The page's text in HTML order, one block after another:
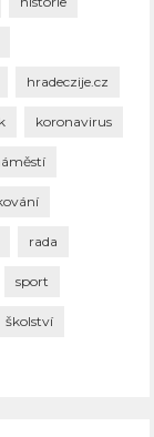
hradeczije.cz
koronavirus
rada
sport
školství